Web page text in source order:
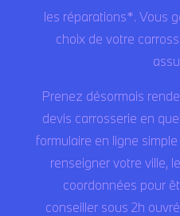
les réparations*. Vous
choix de votre
Prenez désormais
devis carrosserie en
formulaire en ligne
renseigner votre ville,
coordonnées pour
conseiller sous 2h